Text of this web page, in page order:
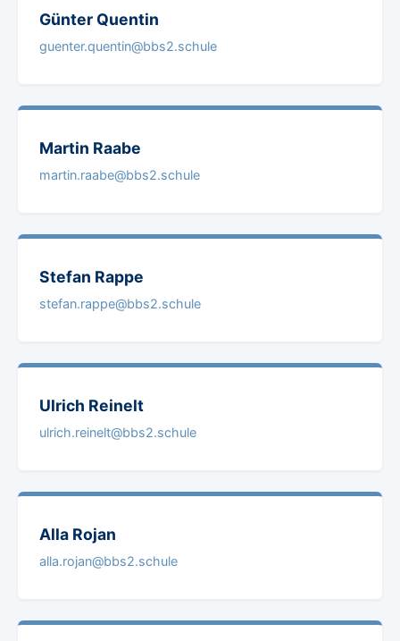
Günter Quentin
guenter.quentin@bbs2.schule
Martin Raabe
martin.raabe@bbs2.schule
Stefan Rappe
stefan.rappe@bbs2.schule
Ulrich Reinelt
ulrich.reinelt@bbs2.schule
Alla Rojan
alla.rojan@bbs2.schule